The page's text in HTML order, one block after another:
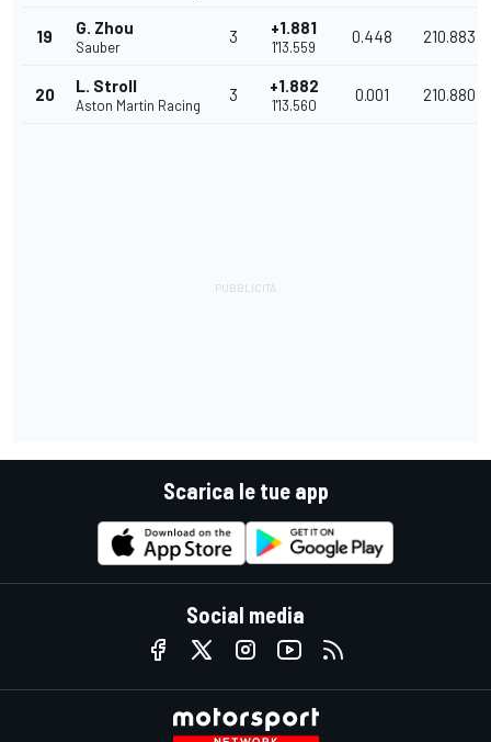
19 G. Zhou
Sauber
3 +1.881
1'13.559
0.448 210.883
20 L. Stroll
Aston Martin Racing
3 +1.882
1'13.560
0.001 210.880
Scarica le tue app
Social media